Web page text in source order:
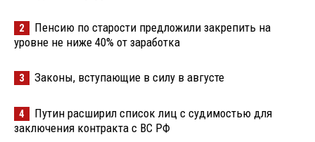
2
Пенсию по старости предложили закрепить на
уровне не ниже 40% от заработка
3 Законы, вступающие в силу в августе
4
Путин расширил список лиц с судимостью для
заключения контракта с ВС РФ